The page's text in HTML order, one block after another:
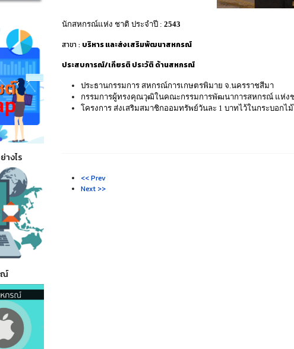
างไร
ณ์
นักสหกรณ์แห่ง ชาติ ประจำปี : 2543
สาขา : บริหาร และส่งเสริมพัฒนาสหกรณ์
ประสบการณ์/เกียรติ ประวัติ ด้านสหกรณ์
ประธานกรรมการ สหกรณ์การเกษตรพิมาย จ.นครราชสีมา
กรรมการผู้ทรงคุณวุฒิในคณะกรรมการพัฒนาการสหกรณ์ แห่ง
โครงการ ส่งเสริมสมาชิกออมทรัพย์วันละ 1 บาทไว้ในกระบอก
<< Prev
Next >>